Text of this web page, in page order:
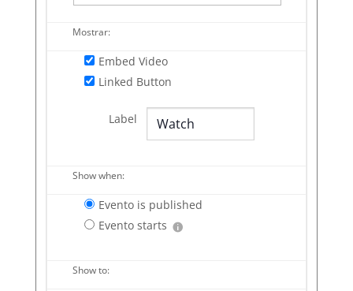
Mostrar:
Embed Video
Linked Button
Label
Show when:
Evento is published
Evento starts
Show to: